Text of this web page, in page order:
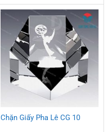
Chặn Giấy Pha Lê CG 10